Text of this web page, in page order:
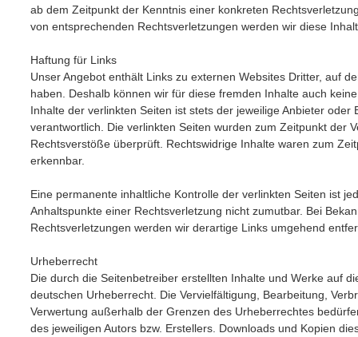
ab dem Zeitpunkt der Kenntnis einer konkreten
von entsprechenden Rechtsverletzungen werden wir diese
Haftung für Links
Unser Angebot enthält Links zu externen Websites Dritter, auf
haben. Deshalb können wir für diese fremden Inhalte auch
Inhalte der verlinkten Seiten ist stets der jeweilige Anbieter oder
verantwortlich. Die verlinkten Seiten wurden zum Zeitpunkt der
Rechtsverstöße überprüft. Rechtswidrige Inhalte waren zum
erkennbar.
Eine permanente inhaltliche Kontrolle der verlinkten Seiten ist
Anhaltspunkte einer Rechtsverletzung nicht zumutbar. Bei
Rechtsverletzungen werden wir derartige Links umgehend
Urheberrecht
Die durch die Seitenbetreiber erstellten Inhalte und Werke auf
deutschen Urheberrecht. Die Vervielfältigung, Bearbeitung,
Verwertung außerhalb der Grenzen des Urheberrechtes
des jeweiligen Autors bzw. Erstellers. Downloads und Kopien